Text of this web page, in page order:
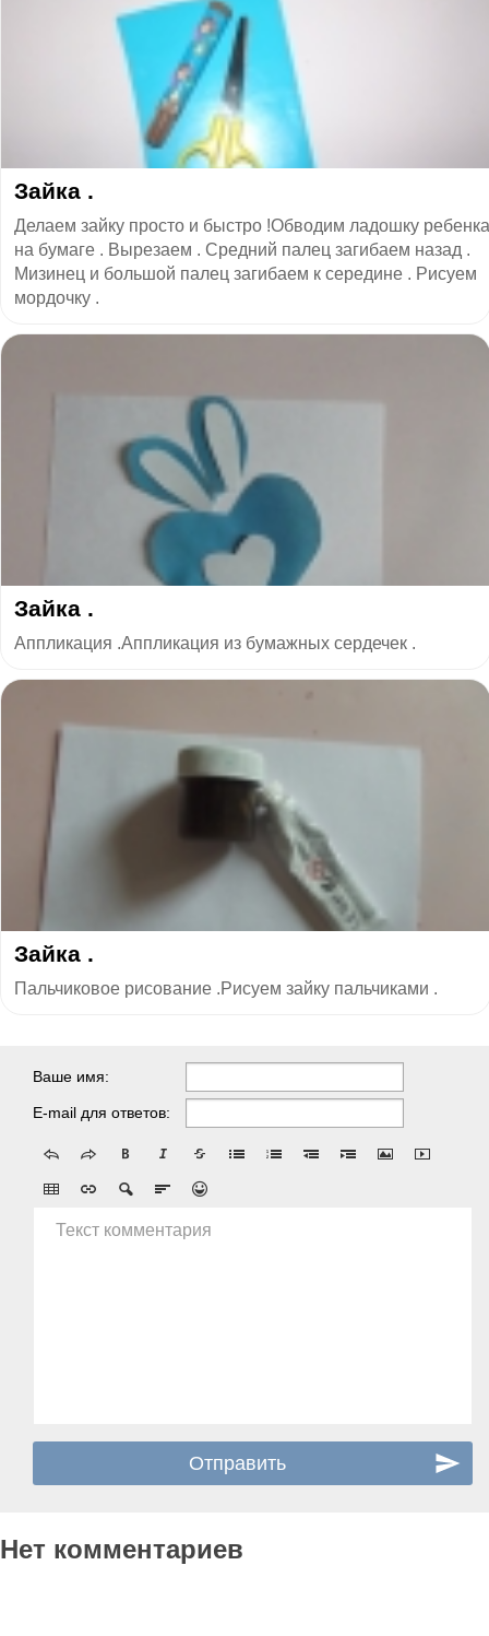
Зайка .
Делаем зайку просто и быстро !Обводим ладошку ребенка
на бумаге . Вырезаем . Средний палец загибаем назад .
Мизинец и большой палец загибаем к середине . Рисуем
мордочку .
Зайка .
Аппликация .Аппликация из бумажных сердечек .
Зайка .
Пальчиковое рисование .Рисуем зайку пальчиками .
Ваше имя:
E-mail для ответов:
Текст комментария
Нет комментариев